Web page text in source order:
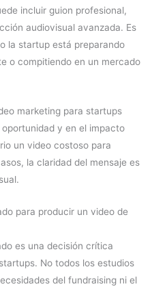
incluir guion profesional,
audiovisual avanzada. Es
la startup está preparando
o compitiendo en un mercado
marketing para startups
y en el impacto
un video costoso para
la claridad del mensaje es
para producir un video de
es una decisión crítica
No todos los estudios
del fundraising ni el